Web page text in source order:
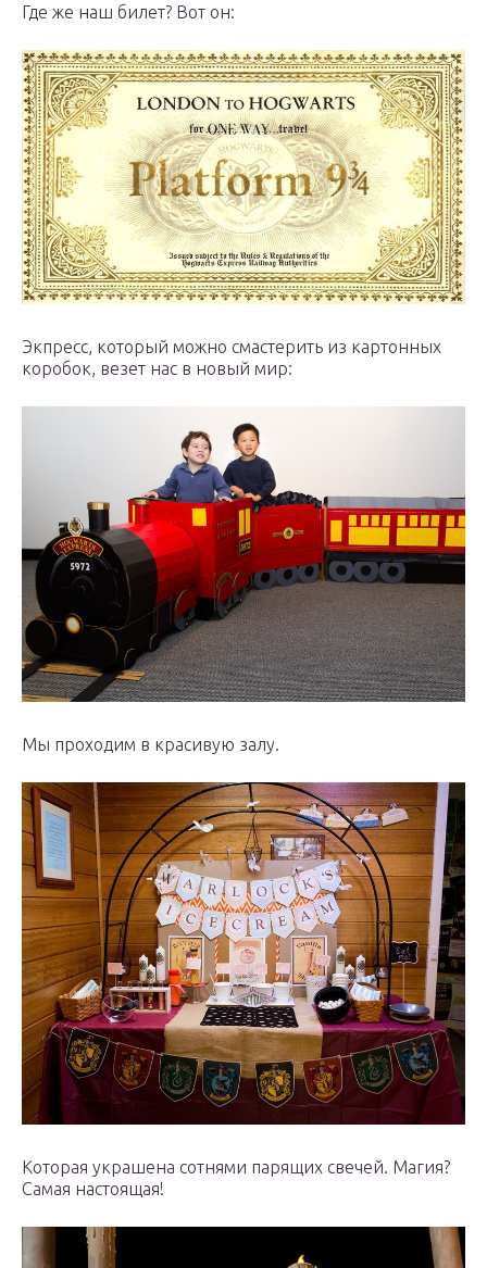
Где же наш билет? Вот он:
Экпресс, который можно смастерить из картонных
коробок, везет нас в новый мир:
Мы проходим в красивую залу.
Которая украшена сотнями парящих свечей. Магия?
Самая настоящая!